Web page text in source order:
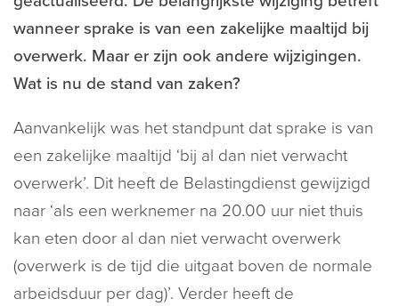
wanneer sprake is van een zakelijke maaltijd bij
overwerk. Maar er zijn ook andere wijzigingen.
Wat is nu de stand van zaken?
Aanvankelijk was het standpunt dat sprake is van
een zakelijke maaltijd ‘bij al dan niet verwacht
overwerk’. Dit heeft de Belastingdienst gewijzigd
naar ‘als een werknemer na 20.00 uur niet thuis
kan eten door al dan niet verwacht overwerk
(overwerk is de tijd die uitgaat boven de normale
arbeidsduur per dag)’. Verder heeft de